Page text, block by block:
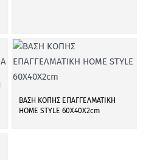
ΒΑΣΗ ΚΟΠΗΣ ΕΠΑΓΓΕΛΜΑΤΙΚΗ
HOME STYLE 60X40X2cm